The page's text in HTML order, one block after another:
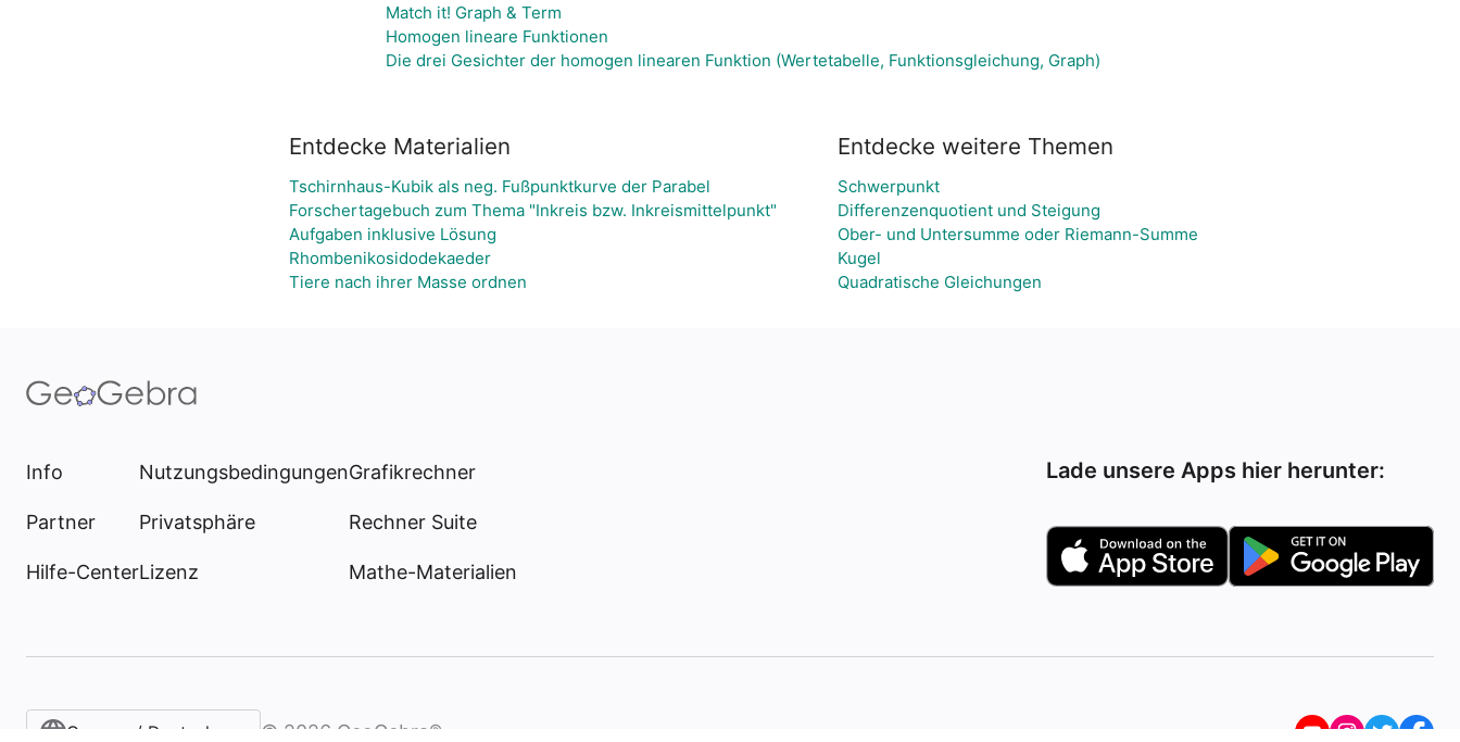
Match it! Graph & Term
Homogen lineare Funktionen
Die drei Gesichter der homogen linearen Funktion (Wertetabelle, Funktionsgleichung, Graph)
Entdecke Materialien
Tschirnhaus-Kubik als neg. Fußpunktkurve der Parabel
Forschertagebuch zum Thema "Inkreis bzw. Inkreismittelpunkt"
Aufgaben inklusive Lösung
Rhombenikosidodekaeder
Tiere nach ihrer Masse ordnen
Entdecke weitere Themen
Schwerpunkt
Differenzenquotient und Steigung
Ober- und Untersumme oder Riemann-Summe
Kugel
Quadratische Gleichungen
Info
Partner
Hilfe-Center
Nutzungsbedingungen
Privatsphäre
Lizenz
Grafikrechner
Rechner Suite
Mathe-Materialien
Lade unsere Apps hier herunter:
German / Deutsch (Österreich)‎
© 2026 GeoGebra®